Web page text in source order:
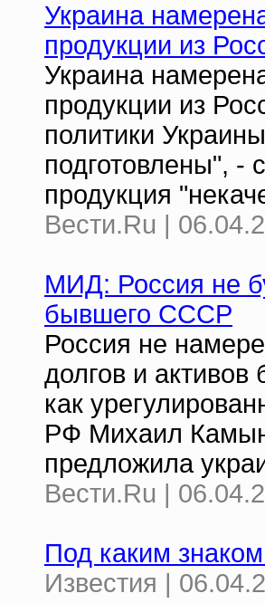
Украина
продукции из
Украина
продукции из
политики
подготовлены", -
продукция
Вести.Ru |
МИД: Россия не
бывшего СССР
Россия не
долгов и
как
РФ Михаил
предложила
Вести.Ru |
Под каким
Известия |